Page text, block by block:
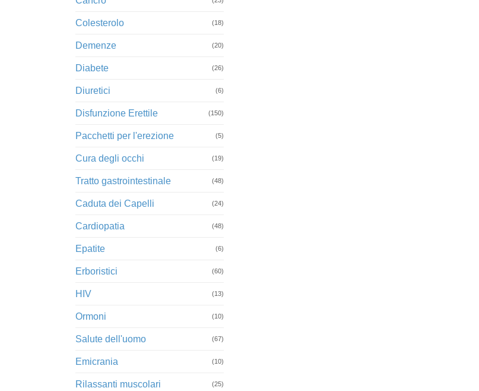
Colesterolo (18)
Demenze (20)
Diabete (26)
Diuretici (6)
Disfunzione Erettile (150)
Pacchetti per l'erezione (5)
Cura degli occhi (19)
Tratto gastrointestinale (48)
Caduta dei Capelli (24)
Cardiopatia (48)
Epatite (6)
Erboristici (60)
HIV (13)
Ormoni (10)
Salute dell'uomo (67)
Emicrania (10)
Rilassanti muscolari (25)